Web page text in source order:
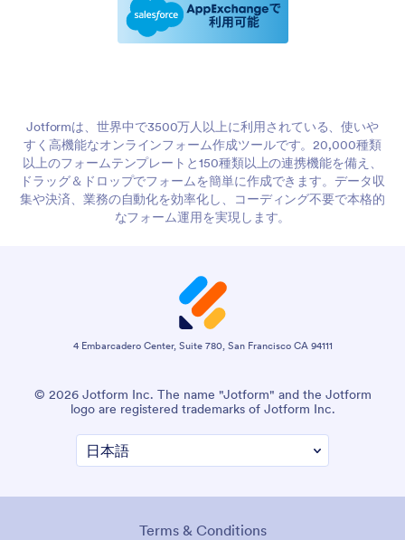
Jotformは、世界中で3500万人以上に利用されている、使いや
すく高機能なオンラインフォーム作成ツールです。20,000種類
以上のフォームテンプレートと150種類以上の連携機能を備え、
ドラッグ＆ドロップでフォームを簡単に作成できます。データ収
集や決済、業務の自動化を効率化し、コーディング不要で本格的
なフォーム運用を実現します。
4 Embarcadero Center, Suite 780, San Francisco CA 94111
© 2026 Jotform Inc. The name "Jotform" and the Jotform
logo are registered trademarks of Jotform Inc.
Terms & Conditions